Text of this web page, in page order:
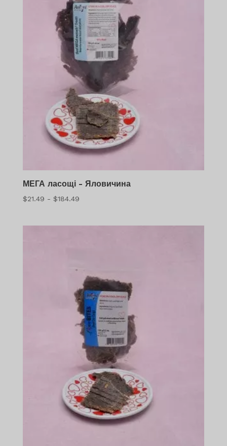
МЕГА ласощі - Яловичина
$21.49 - $184.49Діапазон